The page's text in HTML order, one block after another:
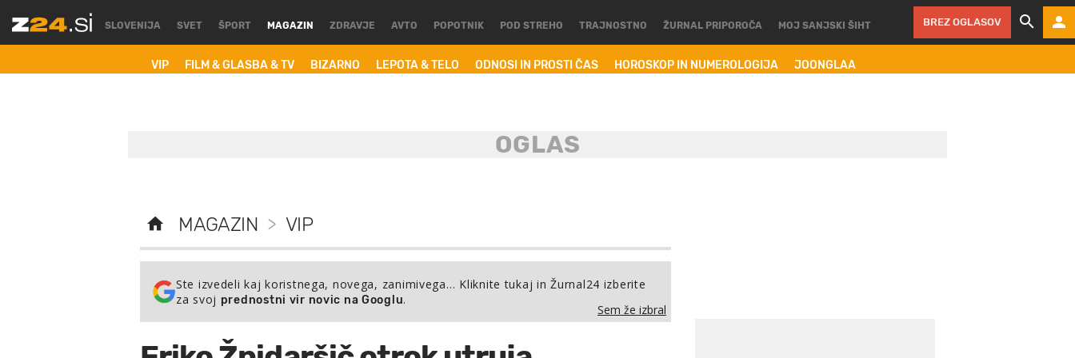
SLOVENIJA SVET ŠPORT MAGAZIN
VIP FILM & GLASBA & TV BIZARNO LEPOTA & TELO ODNOSI IN PROSTI ČAS HOROSKOP IN NUMEROLOGIJA JOONGLAA
ZDRAVJE AVTO POPOTNIK POD STREHO TRAJNOSTNO ŽURNAL PRIPOROČA MOJ SANJSKI ŠIHT BREZ OGLASOV
MAGAZIN > VIP
Ste izvedeli kaj koristnega, novega, zanimivega… Kliknite tukaj in Žurnal24 izberite
za svoj prednostni vir novic na Googlu.
Sem že izbral